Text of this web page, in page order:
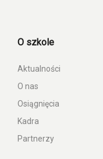
O szkole
Aktualności
O nas
Osiągnięcia
Kadra
Partnerzy